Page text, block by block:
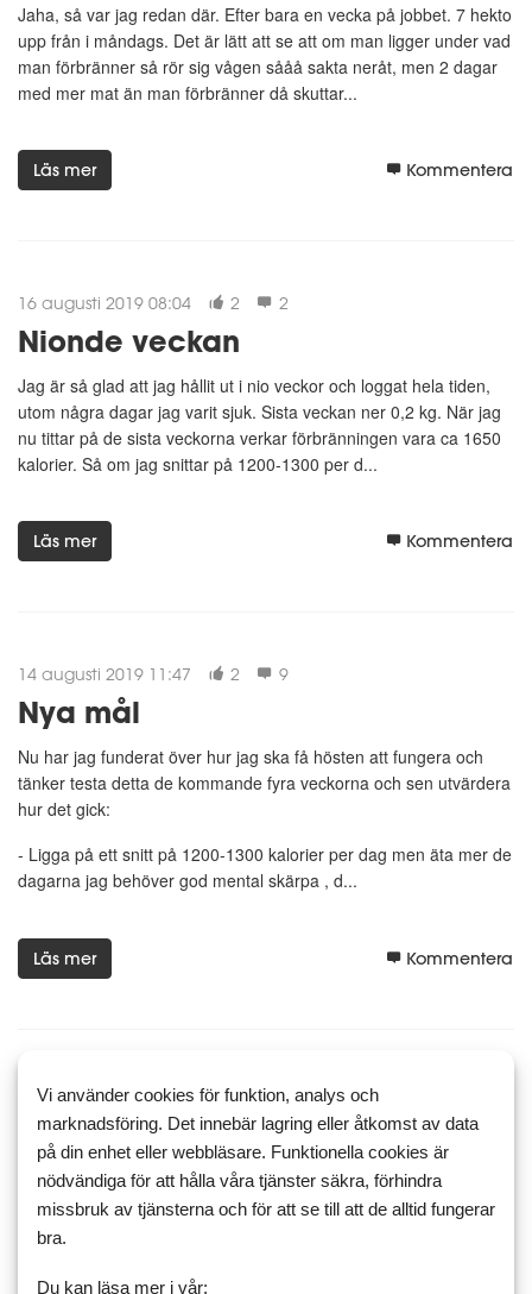
Jaha, så var jag redan där. Efter bara en vecka på jobbet. 7 hekto
upp från i måndags. Det är lätt att se att om man ligger under vad
man förbränner så rör sig vågen sååå sakta neråt, men 2 dagar
med mer mat än man förbränner då skuttar...
Läs mer Kommentera
16 augusti 2019 08:04 2 2
Nionde veckan
Jag är så glad att jag hållit ut i nio veckor och loggat hela tiden,
utom några dagar jag varit sjuk. Sista veckan ner 0,2 kg. När jag
nu tittar på de sista veckorna verkar förbränningen vara ca 1650
kalorier. Så om jag snittar på 1200-1300 per d...
Läs mer Kommentera
14 augusti 2019 11:47 2 9
Nya mål
Nu har jag funderat över hur jag ska få hösten att fungera och
tänker testa detta de kommande fyra veckorna och sen utvärdera
hur det gick:
- Ligga på ett snitt på 1200-1300 kalorier per dag men äta mer de
dagarna jag behöver god mental skärpa , d...
Läs mer Kommentera
14 augusti 2019 08:49 1 2
Tillbaks till jobbet - vad gör jag
nu?
Nu är jag tillbaks till jobbet. Det är precis så svårt som jag
befarade. Huvudet känns som en schweizerost och jag får inget
bränsle. Sista veckan har jag höjt upp till 1400 kalorier me...
Vi använder cookies för funktion, analys och
marknadsföring. Det innebär lagring eller åtkomst av data
på din enhet eller webbläsare. Funktionella cookies är
nödvändiga för att hålla våra tjänster säkra, förhindra
missbruk av tjänsterna och för att se till att de alltid fungerar
bra.
Du kan läsa mer i vår: